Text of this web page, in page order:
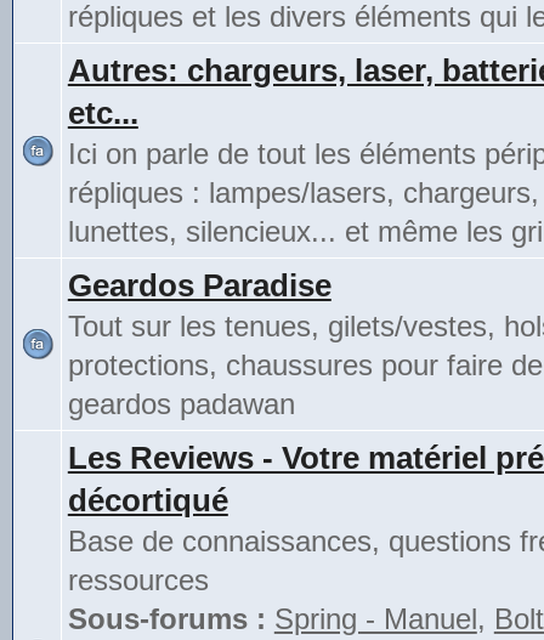
répliques et les divers éléments qui
Autres: chargeurs, laser,
etc...
Ici on parle de tout les éléments
répliques : lampes/lasers,
lunettes, silencieux... et même les
Geardos Paradise
Tout sur les tenues, gilets/vestes,
protections, chaussures pour faire
geardos padawan
Les Reviews - Votre matériel
décortiqué
Base de connaissances, questions
ressources
Sous-forums : Spring - Manuel,